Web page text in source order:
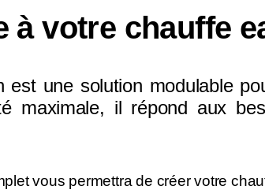
votre chauffe
une solution modulable
maximale, il répond aux
vous permettra de créer votre